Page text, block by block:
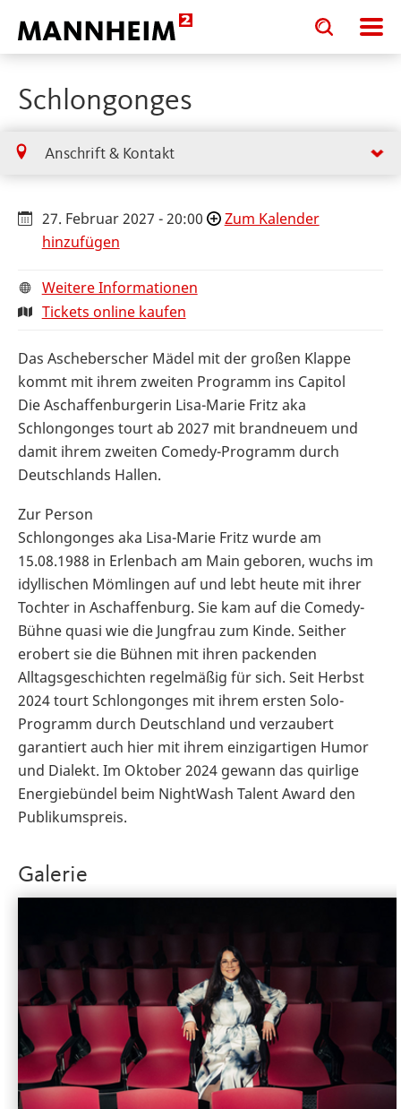
Toggle
search
input
Toggle
search
input
Schlongonges
Anschrift & Kontakt
27. Februar 2027 - 20:00
Zum Kalender
hinzufügen
Weitere Informationen
Tickets online kaufen
Das Ascheberscher Mädel mit der großen Klappe
kommt mit ihrem zweiten Programm ins Capitol
Die Aschaffenburgerin Lisa-Marie Fritz aka
Schlongonges tourt ab 2027 mit brandneuem und
damit ihrem zweiten Comedy-Programm durch
Deutschlands Hallen.
Zur Person
Schlongonges aka Lisa-Marie Fritz wurde am
15.08.1988 in Erlenbach am Main geboren, wuchs im
idyllischen Mömlingen auf und lebt heute mit ihrer
Tochter in Aschaffenburg. Sie kam auf die Comedy-
Bühne quasi wie die Jungfrau zum Kinde. Seither
erobert sie die Bühnen mit ihren packenden
Alltagsgeschichten regelmäßig für sich. Seit Herbst
2024 tourt Schlongonges mit ihrem ersten Solo-
Programm durch Deutschland und verzaubert
garantiert auch hier mit ihrem einzigartigen Humor
und Dialekt. Im Oktober 2024 gewann das quirlige
Energiebündel beim NightWash Talent Award den
Publikumspreis.
Galerie